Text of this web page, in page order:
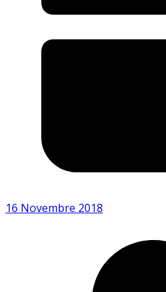
16 Novembre 2018